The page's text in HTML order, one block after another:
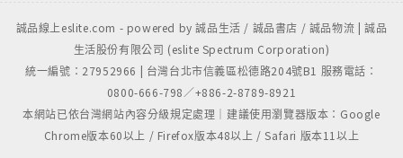
誠品線上eslite.com - powered by 誠品生活 / 誠品書店 / 誠品物流 | 誠品
生活股份有限公司 (eslite Spectrum Corporation)
統一編號：27952966 | 台灣台北市信義區松德路204號B1 服務電話：
0800-666-798／+886-2-8789-8921
本網站已依台灣網站內容分級規定處理｜建議使用瀏覽器版本：Google
Chrome版本60以上 / Firefox版本48以上 / Safari 版本11以上